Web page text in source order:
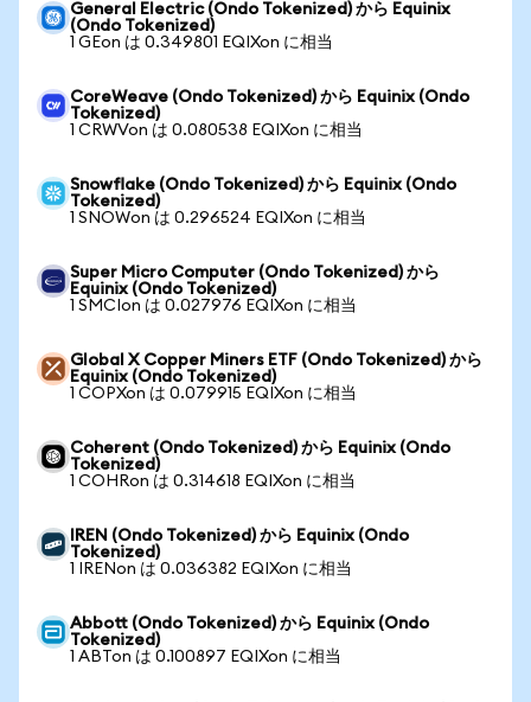
General Electric (Ondo Tokenized) から Equinix
(Ondo Tokenized)
1 GEon は 0.349801 EQIXon に相当
CoreWeave (Ondo Tokenized) から Equinix (Ondo
Tokenized)
1 CRWVon は 0.080538 EQIXon に相当
Snowflake (Ondo Tokenized) から Equinix (Ondo
Tokenized)
1 SNOWon は 0.296524 EQIXon に相当
Super Micro Computer (Ondo Tokenized) から
Equinix (Ondo Tokenized)
1 SMCIon は 0.027976 EQIXon に相当
Global X Copper Miners ETF (Ondo Tokenized) から
Equinix (Ondo Tokenized)
1 COPXon は 0.079915 EQIXon に相当
Coherent (Ondo Tokenized) から Equinix (Ondo
Tokenized)
1 COHRon は 0.314618 EQIXon に相当
IREN (Ondo Tokenized) から Equinix (Ondo
Tokenized)
1 IRENon は 0.036382 EQIXon に相当
Abbott (Ondo Tokenized) から Equinix (Ondo
Tokenized)
1 ABTon は 0.100897 EQIXon に相当